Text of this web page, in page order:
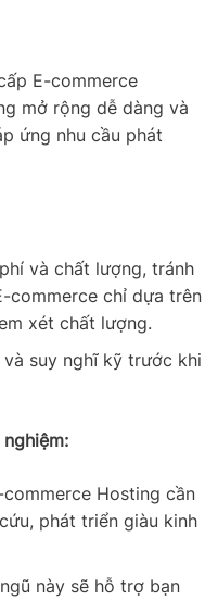
E-commerce
mở rộng dễ dàng và
ứng nhu cầu phát
và chất lượng, tránh
commerce chỉ dựa trên
xét chất lượng.
và suy nghĩ kỹ trước khi
Hosting cần
phát triển giàu kinh
này sẽ hỗ trợ bạn